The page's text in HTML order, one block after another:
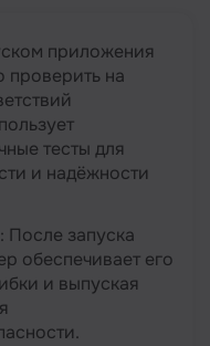
приложения
проверить на
тесты для
и надёжности
: После запуска
обеспечивает его
и выпуская